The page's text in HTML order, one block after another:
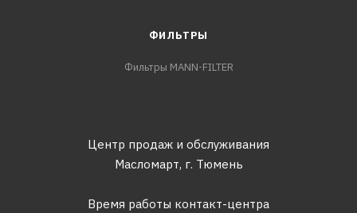
ФИЛЬТРЫ
Фильтры MANN-FILTER
Центр продаж и обслуживания
Масломарт, г. Тюмень
Время работы контакт-центра